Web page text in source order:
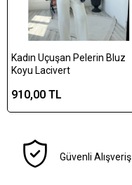
Kadın Uçuşan Pelerin Bluz
Koyu Lacivert
910,00 TL
Güvenli Alışveriş